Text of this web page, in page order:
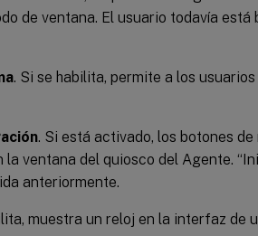
de ventana. El usuario todavía está
. Si se habilita, permite a los
. Si está activado, los botones de
la ventana del quiosco del Agente.
anteriormente.
muestra un reloj en la interfaz de